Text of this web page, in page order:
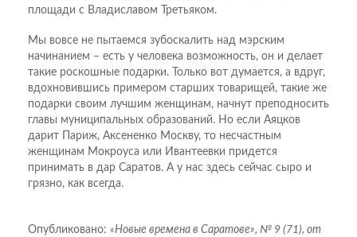
площади с Владиславом Третьяком.
Мы вовсе не пытаемся зубоскалить над мэрским
начинанием – есть у человека возможность, он и делает
такие роскошные подарки. Только вот думается, а вдруг,
вдохновившись примером старших товарищей, такие же
подарки своим лучшим женщинам, начнут преподносить
главы муниципальных образований. Но если Аяцков
дарит Париж, Аксененко Москву, то несчастным
женщинам Мокроуса или Ивантеевки придется
принимать в дар Саратов. А у нас здесь сейчас сыро и
грязно, как всегда.
Опубликовано: «Новые времена в Саратове», № 9 (71), от